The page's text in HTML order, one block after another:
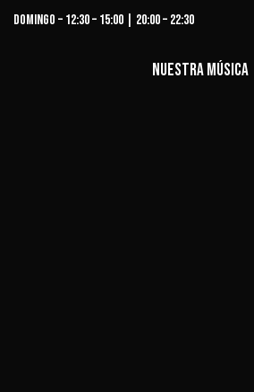
Domingo – 12:30 – 15:00 | 20:00 – 22:30
Nuestra música